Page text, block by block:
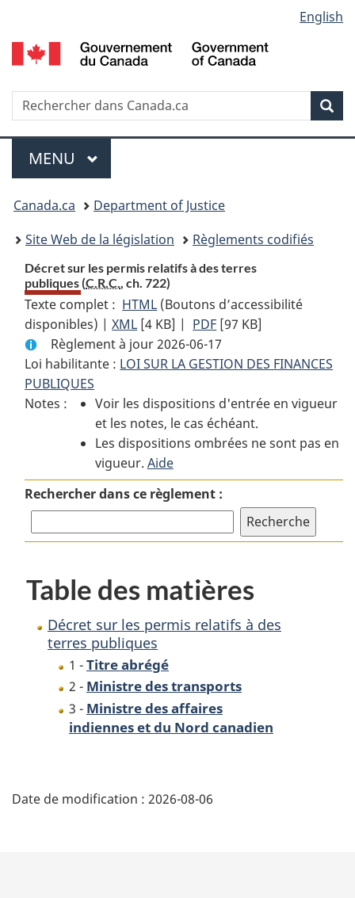
au
contenu
propos
de
la
HTML
simplifiée
selection
English
Recherche
Menu
MENU PRINCIPAL
You
are
here:
Canada.ca
Department of Justice
Site Web de la législation
Règlements codifiés
Décret sur les permis relatifs à des terres
publiques (C.R.C., ch. 722)
Texte complet : HTML Texte
complet
:
Décret
les
permis
relatifs
à
des
terres
(Boutons d’accessibilité
disponibles) |XML Texte
complet
:
sur
les
permis
relatifs
à
des
publiques
[4 KB] | PDF Texte
complet
:
sur
les
permis
à
des
terres
publiques
[97 KB]
Règlement à jour 2026-06-17
Loi habilitante : LOI SUR LA GESTION DES FINANCES
PUBLIQUES
Notes :
Voir les dispositions d'entrée en vigueur
et les notes, le cas échéant.
Les dispositions ombrées ne sont pas en
vigueur. Aide
Rechercher dans ce règlement :
Table des matières
Décret sur les permis relatifs à des
terres publiques
1 -Titre abrégé
2 - Ministre des transports
3 - Ministre des affaires
indiennes et du Nord canadien
é
Date de modification : 2026-08-06